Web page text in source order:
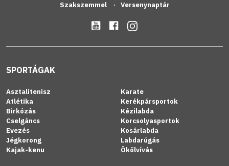
Szakszemmel Versenynaptár
SPORTÁGAK
Asztalitenisz
Atlétika
Birkózás
Cselgáncs
Evezés
Jégkorong
Kajak-kenu
Karate
Kerékpársportok
Kézilabda
Korcsolyasportok
Kosárlabda
Labdarúgás
Ökölvívás